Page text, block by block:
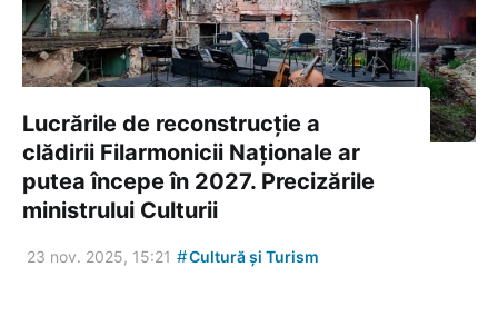
Lucrările de reconstrucție a
clădirii Filarmonicii Naționale ar
putea începe în 2027. Precizările
ministrului Culturii
23 nov. 2025, 15:21 #Cultură și Turism